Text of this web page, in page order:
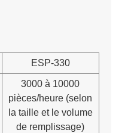
ESP-330
3000 à 10000
pièces/heure (selon
la taille et le volume
de remplissage)